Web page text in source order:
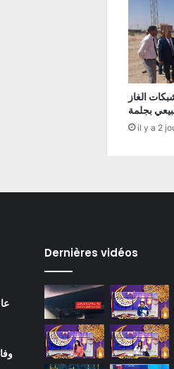
الغاز
بجلمة
il y a 2
Dernières vidéos